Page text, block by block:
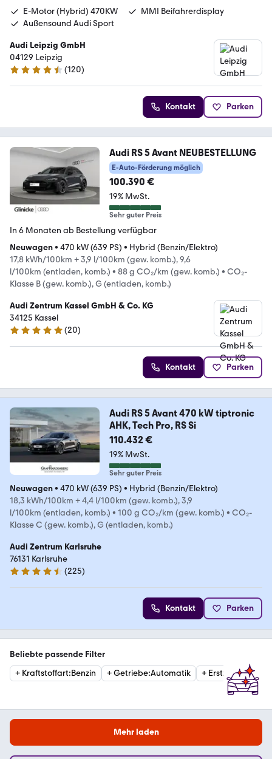
E-Motor (Hybrid) 470KW
MMI Beifahrerdisplay
Außensound Audi Sport
Audi Leipzig GmbH
04129 Leipzig
4.4 Sterne
(120)
Kontakt Parken
Audi RS 5 Avant NEUBESTELLUNG
E-Auto-Förderung möglich
100.390 €
19% MwSt.
Sehr guter Preis
In 6 Monaten ab Bestellung verfügbar
Neuwagen• 470 kW (639 PS) • Hybrid (Benzin/Elektro)
17,8 kWh/100km + 3,9 l/100km (gew. komb.), 9,6
l/100km (entladen, komb.) • 88 g CO₂/km (gew. komb.) • CO₂-
Klasse B (gew. komb.), G (entladen, komb.)
Audi Zentrum Kassel GmbH & Co. KG
34125 Kassel
4.8 Sterne
(20)
Kontakt Parken
Audi RS 5 Avant 470 kW tiptronic
AHK, Tech Pro, RS Si
110.432 €
19% MwSt.
Sehr guter Preis
Neuwagen• 470 kW (639 PS) • Hybrid (Benzin/Elektro)
18,3 kWh/100km + 4,4 l/100km (gew. komb.), 3,9
l/100km (entladen, komb.) • 100 g CO₂/km (gew. komb.) • CO₂-
Klasse C (gew. komb.), G (entladen, komb.)
Audi Zentrum Karlsruhe
76131 Karlsruhe
4.5 Sterne
(225)
Kontakt Parken
Beliebte passende Filter
+ Kraftstoffart:Benzin +Getriebe:Automatik + Erstzulassung
Mehr laden